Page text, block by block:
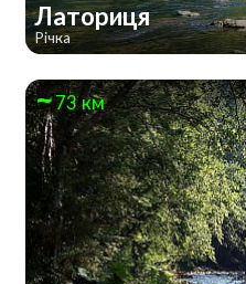
Латориця
Річка
73 км